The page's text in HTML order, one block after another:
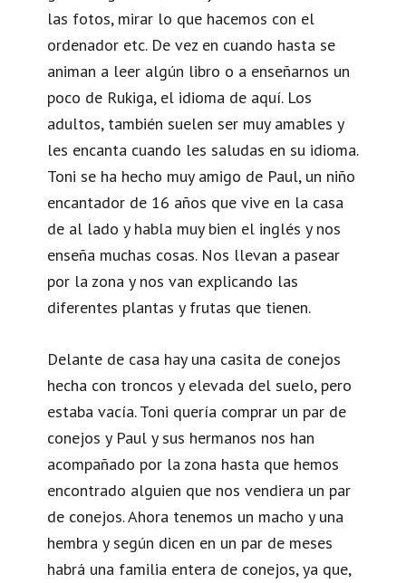
las fotos, mirar lo que hacemos con el
ordenador etc. De vez en cuando hasta se
animan a leer algún libro o a enseñarnos un
poco de Rukiga, el idioma de aquí. Los
adultos, también suelen ser muy amables y
les encanta cuando les saludas en su idioma.
Toni se ha hecho muy amigo de Paul, un niño
encantador de 16 años que vive en la casa
de al lado y habla muy bien el inglés y nos
enseña muchas cosas. Nos llevan a pasear
por la zona y nos van explicando las
diferentes plantas y frutas que tienen.
Delante de casa hay una casita de conejos
hecha con troncos y elevada del suelo, pero
estaba vacía. Toni quería comprar un par de
conejos y Paul y sus hermanos nos han
acompañado por la zona hasta que hemos
encontrado alguien que nos vendiera un par
de conejos. Ahora tenemos un macho y una
hembra y según dicen en un par de meses
habrá una familia entera de conejos, ya que,